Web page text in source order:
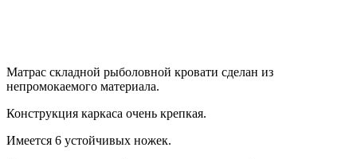
Матрас складной рыболовной кровати сделан из
непромокаемого материала.
Конструкция каркаса очень крепкая.
Имеется 6 устойчивых ножек.